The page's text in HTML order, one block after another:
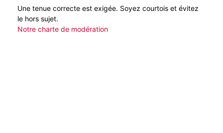
Une tenue correcte est exigée. Soyez courtois et évitez
le hors sujet.
Notre charte de modération